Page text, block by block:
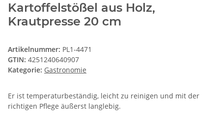
Kartoffelstößel aus Holz,
Krautpresse 20 cm
Artikelnummer: PL1-4471
GTIN: 4251240640907
Kategorie: Gastronomie
Er ist temperaturbeständig, leicht zu reinigen und mit der
richtigen Pflege äußerst langlebig.